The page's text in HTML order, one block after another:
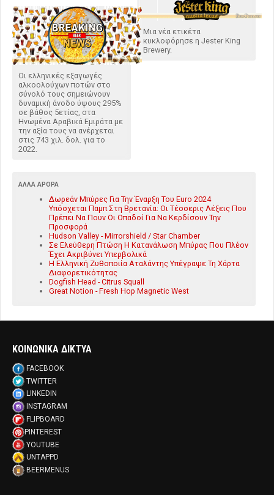
Οι ελληνικές εξαγωγές
αλκοολούχων ποτών στο
σύνολό τους σημειώνουν
δυναμική άνοδο ύψους 295%
σε βάθος 5ετίας, στα
Ηνωμένα Αραβικά Εμιράτα με
την αξία τους να ανέρχεται
στις 743 χιλ. δολ. για το
2022.
Μια νέα ετικέτα
κυκλοφόρησε η Jester King
Brewery.
ΆΛΛΑ ΆΡΘΡΑ
Δωρεάν Μπύρες Για Την Έναρξη Του Euro 2024
Υπόσχεται Παμπ Στη Βρετανία: Οι Τέσσερις Λέξεις Που
Πρέπει Να Πουν Οι Οπαδοί Για Να Κερδίσουν Την
Προσφορά
Hudson Valley - Mirrorshield / Star Chamber
Σε Ελεύθερη Πτώση Η Κατανάλωση Μπύρας Που Πλέον
Έχει Ακριβύνει Υπερβολικά
Η Ελληνική Ζυθοποιία Αταλάντης Υπέγραψε Τη Χάρτα
Διαφορετικότητας
Dogfish Head - Citrus Squall
Great Notion - Fresh Hop Magnetic West
ΚΟΙΝΩΝΙΚΑ ΔΙΚΤΥΑ
FACEBOOK
TWITTER
LINKEDIN
INSTAGRAM
FLIPBOARD
PINTEREST
YOUTUBE
UNTAPPD
BEERMENUS